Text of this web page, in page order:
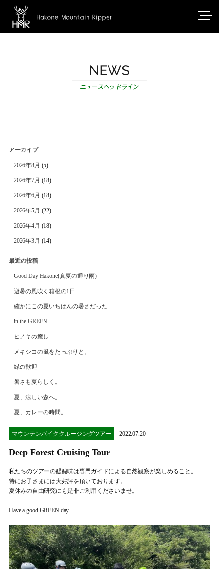
アーカイブ
2026年8月 (5)
2026年7月 (18)
2026年6月 (18)
2026年5月 (22)
2026年4月 (18)
2026年3月 (14)
最近の投稿
Good Day Hakone(真夏の通り雨)
避暑の風吹く箱根の1日
確かにこの夏いちばんの暑さだった…
in the GREEN
ヒノキの癒し
メキシコの風をたっぷりと。
緑の歓迎
暑さも夏らしく。
夏、涼しい森へ。
夏、カレーの時間。
マウンテンバイククルージングツアー 2022.07.20
Deep Forest Cruising Tour
私たちのツアーの醍醐味は専門ガイドによる自然観察が楽しめること。
特にお子さまには大好評を頂いております。
夏休みの自由研究にも是非ご利用くださいませ。
Have a good GREEN day.